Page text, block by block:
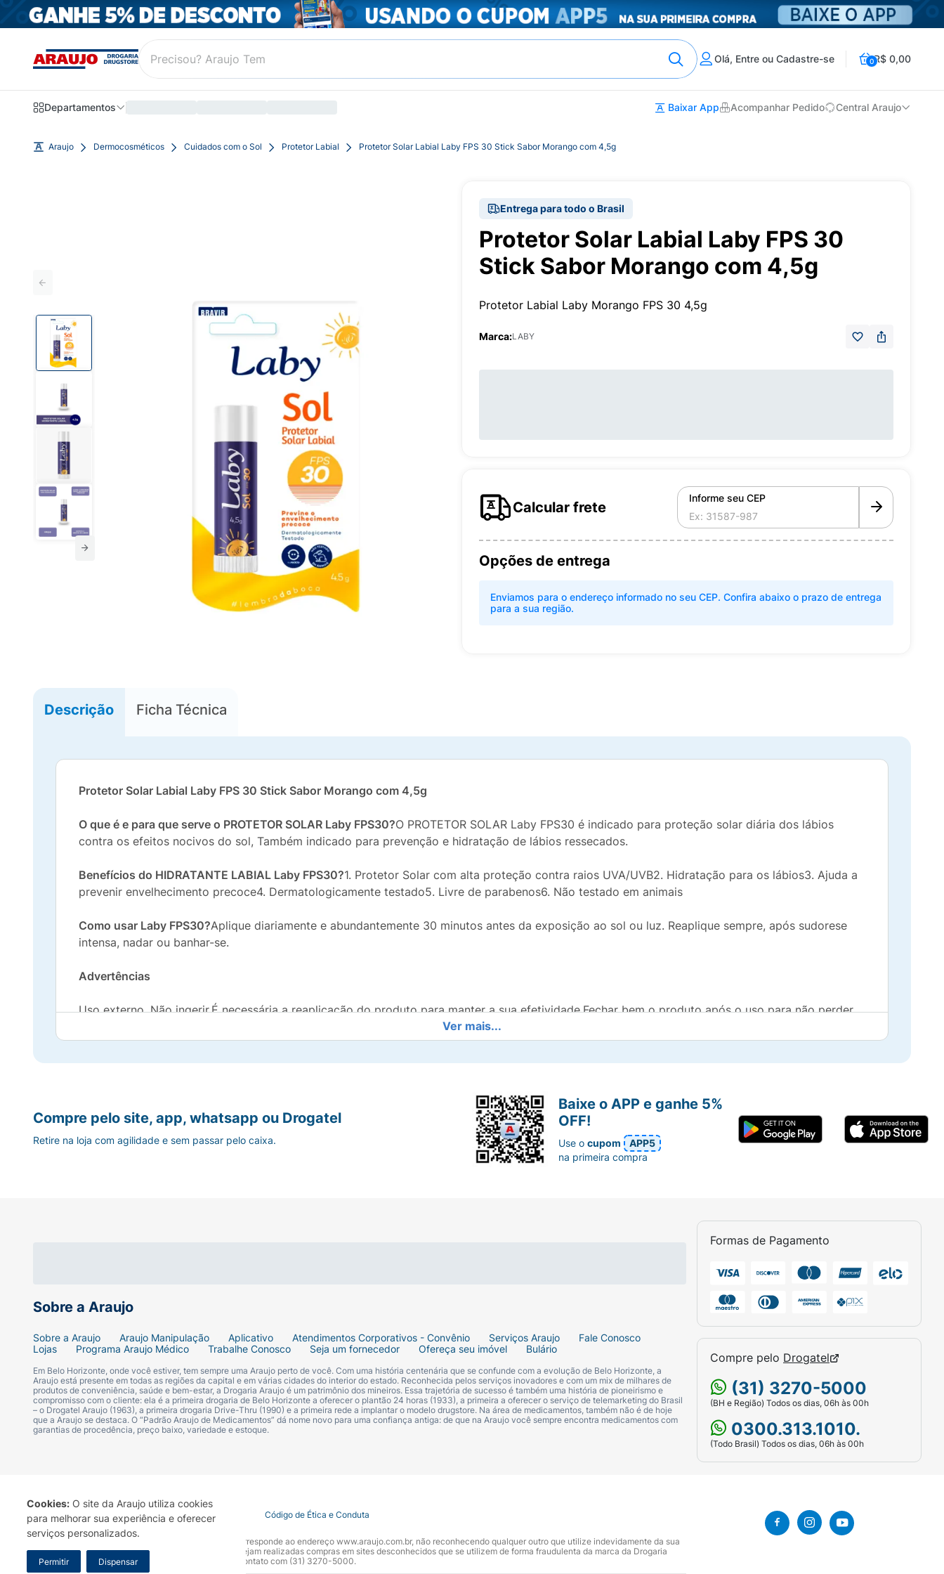
Cookies: O site da Araujo utiliza cookies
para melhorar sua experiência e oferecer
serviços personalizados.
Permitir Dispensar
Olá, Entre ou Cadastre-se 0R$ 0,00
Departamentos Baixar App Acompanhar Pedido Central Araujo
Araujo Dermocosméticos Cuidados com o Sol Protetor Labial Protetor Solar Labial Laby FPS 30 Stick Sabor Morango com 4,5g
Entrega para todo o Brasil
Protetor Solar Labial Laby FPS 30
Stick Sabor Morango com 4,5g
Protetor Labial Laby Morango FPS 30 4,5g
Marca:LABY
Calcular frete
Informe seu CEP
Opções de entrega
Enviamos para o endereço informado no seu CEP. Confira abaixo o prazo de entrega
para a sua região.
Descrição Ficha Técnica
Protetor Solar Labial Laby FPS 30 Stick Sabor Morango com 4,5g
O que é e para que serve o PROTETOR SOLAR Laby FPS30?O PROTETOR SOLAR Laby FPS30 é indicado para proteção solar diária dos lábios
contra os efeitos nocivos do sol, Também indicado para prevenção e hidratação de lábios ressecados.
Benefícios do HIDRATANTE LABIAL Laby FPS30?1. Protetor Solar com alta proteção contra raios UVA/UVB2. Hidratação para os lábios3. Ajuda a
prevenir envelhecimento precoce4. Dermatologicamente testado5. Livre de parabenos6. Não testado em animais
Como usar Laby FPS30?Aplique diariamente e abundantemente 30 minutos antes da exposição ao sol ou luz. Reaplique sempre, após sudorese
intensa, nadar ou banhar-se.
Advertências
Uso externo. Não ingerir.É necessária a reaplicação do produto para manter a sua efetividade.Fechar bem o produto após o uso para não perder
suas propriedades.Se a quantidade aplicada não for adequada o nível de proteção será significativamente reduzido.Não deixe o produto exposto
ao sol.Conservar o produto a temperatura ambiente (25º a 30ºC), sempre protegido da luz e umidade excessiva.Se houver irritação, suspenda o
uso imediatamente e procure orientação médica.
Ver mais...
Sobre a Araujo
Sobre a Araujo Araujo Manipulação Aplicativo Atendimentos Corporativos - Convênio Serviços Araujo
Fale Conosco
Lojas
Programa Araujo Médico Trabalhe Conosco Seja um fornecedor Ofereça seu imóvel Bulário
Em Belo Horizonte, onde você estiver, tem sempre uma Araujo perto de você. Com uma história centenária que se confunde com a evolução de Belo Horizonte, a
Araujo está presente em todas as regiões da capital e em várias cidades do interior do estado. Reconhecida pelos serviços inovadores e com um mix de milhares de
produtos de conveniência, saúde e bem-estar, a Drogaria Araujo é um patrimônio dos mineiros. Essa trajetória de sucesso é também uma história de pioneirismo e
compromisso com o cliente: ela é a primeira drogaria de Belo Horizonte a oferecer o plantão 24 horas (1933), a primeira a oferecer o serviço de telemarketing do Brasil
– o Drogatel Araujo (1963), a primeira drogaria Drive-Thru (1990) e a primeira rede a implantar o modelo drugstore. Na área de medicamentos, também não é de hoje
que a Araujo se destaca. O “Padrão Araujo de Medicamentos” dá nome novo para uma confiança antiga: de que na Araujo você sempre encontra medicamentos com
garantias de procedência, preço baixo, variedade e estoque.
Formas de Pagamento
Compre pelo Drogatel
(31) 3270-5000
(BH e Região) Todos os dias, 06h às 00h
0300.313.1010.
(Todo Brasil) Todos os dias, 06h às 00h
Compre pelo site, app, whatsapp ou Drogatel
Retire na loja com agilidade e sem passar pelo caixa.
Baixe o APP e ganhe 5%
OFF!
Use ocupom
APP5
na primeira compra
Termo de Uso Portal da Privacidade Covid-19 Código de Ética e Conduta
A Drogaria Araujo S/A informa que o seu site oficial corresponde ao endereço www.araujo.com.br, não reconhecendo qualquer outro que utilize indevidamente da sua
marca. Para sua segurança recomendamos que não sejam realizadas compras em sites desconhecidos que se utilizem de forma fraudulenta da marca da Drogaria
Araujo S.A. Em caso de dúvidas, gentileza entrar em contato com (31) 3270-5000.